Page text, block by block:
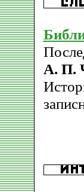
А. П.